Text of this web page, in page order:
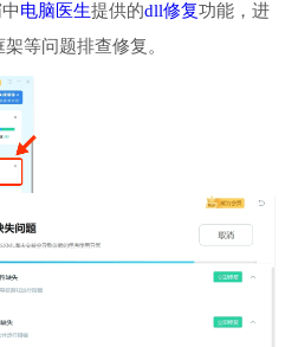
电脑医生提供的dll修复功能，进
等问题排查修复。